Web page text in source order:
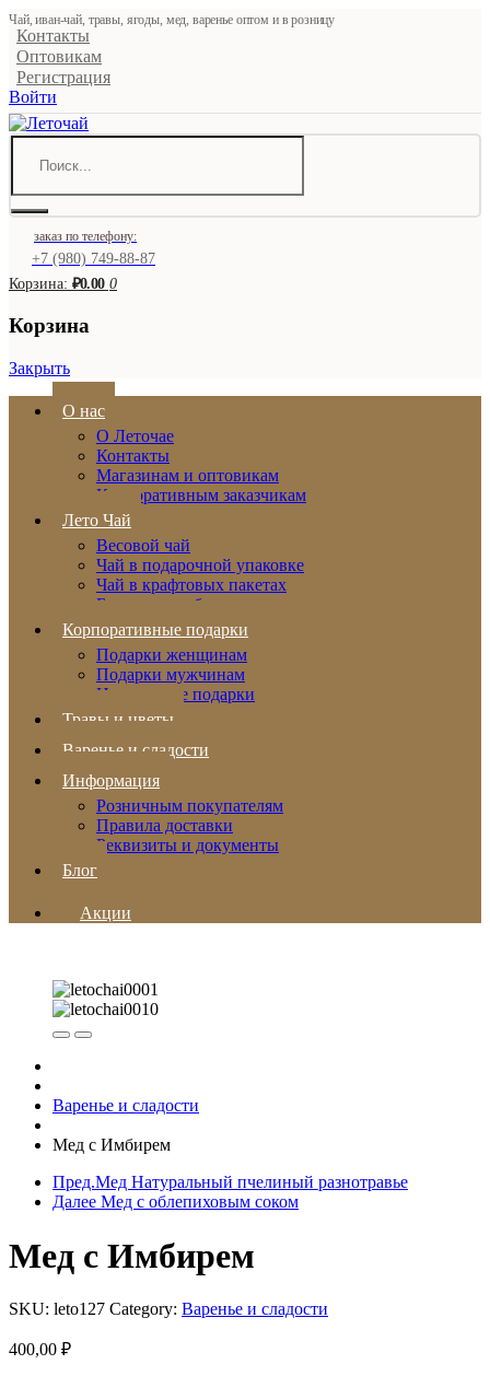
Чай, иван-чай, травы, ягоды, мед, варенье оптом и в розницу
Контакты
Оптовикам
Регистрация
Войти
заказ по телефону:
+7 (980) 749-88-87
Корзина: ₽0.00 0
Корзина
Закрыть
О нас
О Леточае
Контакты
Магазинам и оптовикам
Корпоративным заказчикам
Лето Чай
Весовой чай
Чай в подарочной упаковке
Чай в крафтовых пакетах
Бальзамы и сбитни
Корпоративные подарки
Подарки женщинам
Подарки мужчинам
Новогодние подарки
Травы и цветы
Варенье и сладости
Информация
Розничным покупателям
Правила доставки
Реквизиты и документы
Блог
Акции
Варенье и сладости
Мед с Имбирем
Пред.Мед Натуральный пчелиный разнотравье
Далее Мед с облепиховым соком
Мед с Имбирем
SKU: leto127 Category: Варенье и сладости
400,00 ₽